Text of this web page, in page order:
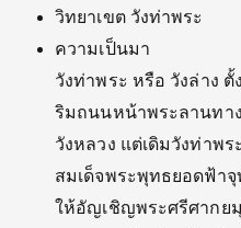
วิทยาเขต วังท่าพระ
ความเป็นมา
วังท่าพระ หรือ วังล่าง
ริมถนนหน้าพระลานทา
วังหลวง แต่เดิมวังท่าพ
สมเด็จพระพุทธยอดฟ้า
ให้อัญเชิญพระศรีศากย